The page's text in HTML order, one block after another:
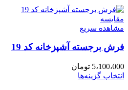
مقایسه
مشاهده سریع
فرش برجسته آشپزخانه کد 19
5،100،000 تومان
انتخاب گزینه‌ها